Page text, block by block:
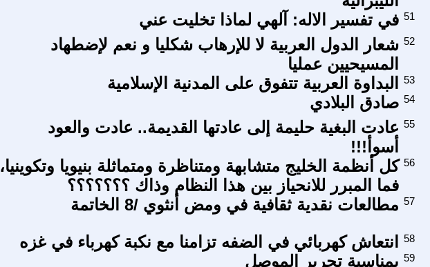
في تفسير الاله: آلهي لماذا تخليت عني 51
شعار الدول العربية لا للإرهاب شكليا و نعم لإضطهاد
المسيحيين عمليا
52
البداوة العربية تتفوق على المدنية الإسلامية
53
صادق البلادي 54
عادت البغية حليمة إلى عادتها القديمة.. عادت والعود
أسوأ!!!
55
كل أنظمة الخليج متشابهة ومتناظرة ومتماثلة بنيويا وتكوينيا،
فما المبرر للانحياز بين هذا النظام وذاك ؟؟؟؟؟؟؟
56
مطالعات نقدية ثقافية في ومض أنثوي /8 الخاتمة 57
انتعاش كهربائي في الضفه تزامنا مع نكبة كهرباء في غزه
58
بمناسبة تحرير الموصل 59